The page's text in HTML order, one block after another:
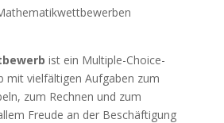
ist ein Multiple-Choice-
mit vielfältigen Aufgaben zum
zum Rechnen und zum
Freude an der Beschäftigung